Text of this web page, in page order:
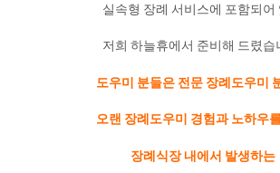
실속형 장례 서비스에 포함되어
저희 하늘휴에서 준비해 드렸습
도우미 분들은 전문 장례도우미
오랜 장례도우미 경험과 노하우
장례식장 내에서 발생하는